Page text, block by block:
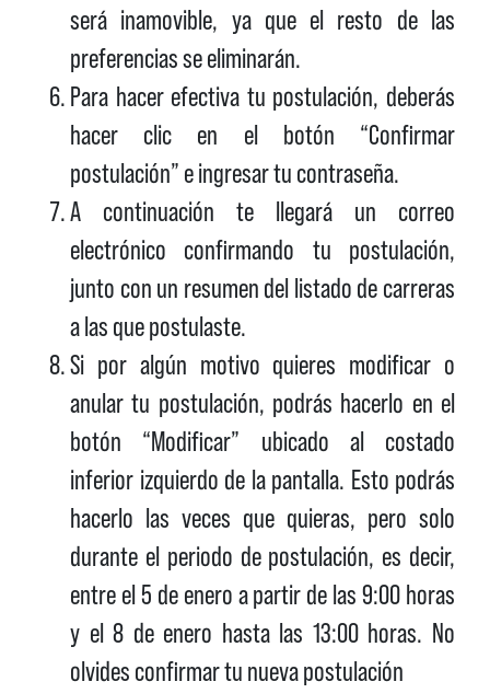
será inamovible, ya que el resto de las
preferencias se eliminarán.
Para hacer efectiva tu postulación, deberás
hacer clic en el botón “Confirmar
postulación” e ingresar tu contraseña.
A continuación te llegará un correo
electrónico confirmando tu postulación,
junto con un resumen del listado de carreras
a las que postulaste.
Si por algún motivo quieres modificar o
anular tu postulación, podrás hacerlo en el
botón “Modificar” ubicado al costado
inferior izquierdo de la pantalla. Esto podrás
hacerlo las veces que quieras, pero solo
durante el periodo de postulación, es decir,
entre el 5 de enero a partir de las 9:00 horas
y el 8 de enero hasta las 13:00 horas. No
olvides confirmar tu nueva postulación